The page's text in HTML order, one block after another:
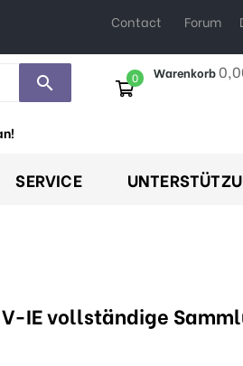
Contact Forum
search Warenkorb
0
SERVICE
IE vollständige